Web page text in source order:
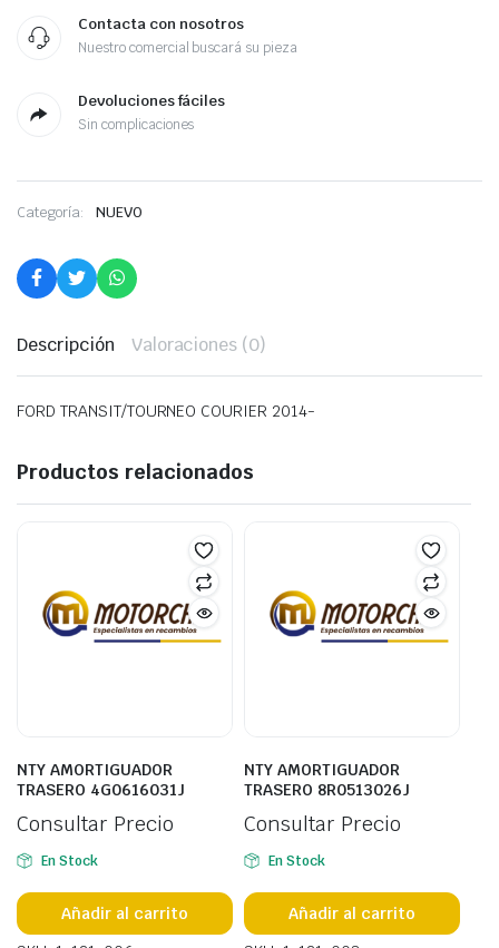
Contacta con nosotros
Nuestro comercial buscará su pieza
Devoluciones fáciles
Sin complicaciones
Categoría: NUEVO
Descripción Valoraciones (0)
FORD TRANSIT/TOURNEO COURIER 2014-
Productos relacionados
NTY AMORTIGUADOR
TRASERO 4G0616031J
Consultar Precio
En Stock
Añadir al carrito
NTY AMORTIGUADOR
TRASERO 8R0513026J
Consultar Precio
En Stock
Añadir al carrito